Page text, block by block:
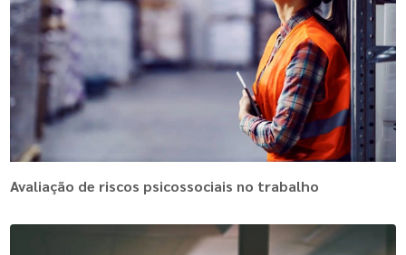
Avaliação de riscos psicossociais no trabalho